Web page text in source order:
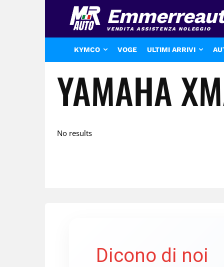
VENDITA ASSISTENZA NOLEGGIO
KYMCO VOGE ULTIMI ARRIVI
YAMAHA
Dicono di noi